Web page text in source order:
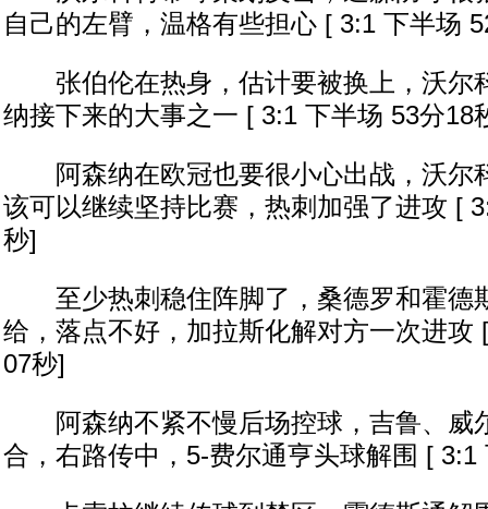
自己的左臂，温格有些担心 [ 3:1 下半场
张伯伦在热身，估计要被换上，沃尔
纳接下来的大事之一 [ 3:1 下半场 53分18
阿森纳在欧冠也要很小心出战，沃尔
该可以继续坚持比赛，热刺加强了进攻 [
秒]
至少热刺稳住阵脚了，桑德罗和霍德
给，落点不好，加拉斯化解对方一次进攻
07秒]
阿森纳不紧不慢后场控球，吉鲁、威
合，右路传中，5-费尔通亨头球解围 [ 3:1